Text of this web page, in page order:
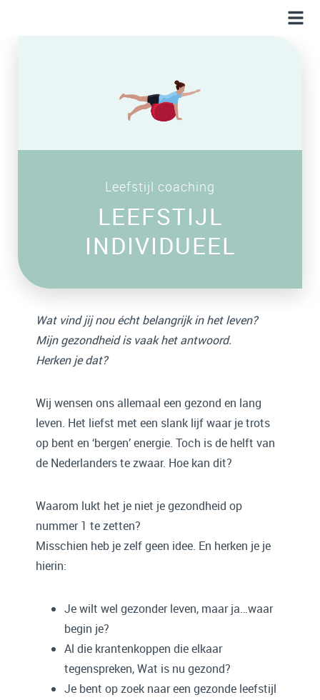
Leefstijl coaching
LEEFSTIJL
INDIVIDUEEL
Wat vind jij nou écht belangrijk in het leven?
Mijn gezondheid is vaak het antwoord.
Herken je dat?
Wij wensen ons allemaal een gezond en lang
leven. Het liefst met een slank lijf waar je trots
op bent en ‘bergen’ energie. Toch is de helft van
de Nederlanders te zwaar. Hoe kan dit?
Waarom lukt het je niet je gezondheid op
nummer 1 te zetten?
Misschien heb je zelf geen idee. En herken je je
hierin:
Je wilt wel gezonder leven, maar ja…waar
begin je?
Al die krantenkoppen die elkaar
tegenspreken, Wat is nu gezond?
Je bent op zoek naar een gezonde leefstijl